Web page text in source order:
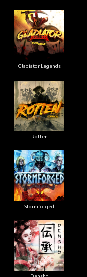
Gladiator Legends
Rotten
Stormforged